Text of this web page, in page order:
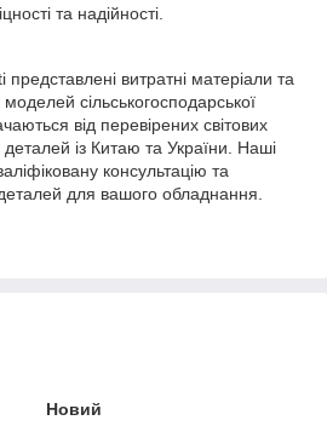
та надійності.
витратні матеріали та
сільськогосподарської
від перевірених світових
із Китаю та України. Наші
консультацію та
для вашого обладнання.
Новий